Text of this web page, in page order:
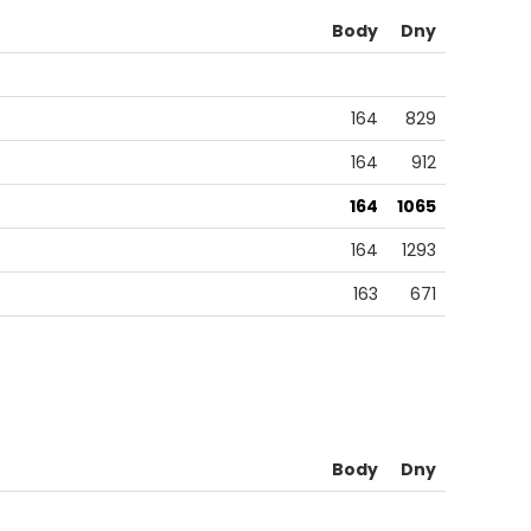
Body Dny
164
829
164
912
164
1065
164
1293
163
671
Body Dny